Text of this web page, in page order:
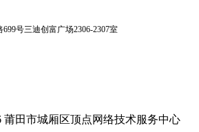
号三迪创富广场2306-2307室
莆田市城厢区顶点网络技术服务中心